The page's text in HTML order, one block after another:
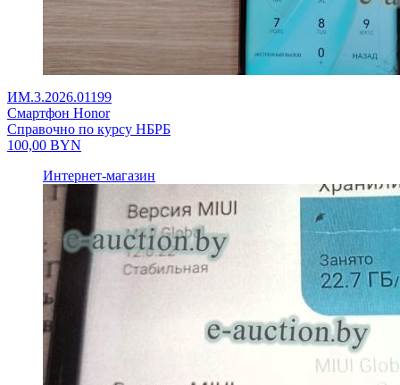
ИМ.3.2026.01199
Смартфон Honor
Справочно по курсу НБРБ
100,00 BYN
Интернет-магазин